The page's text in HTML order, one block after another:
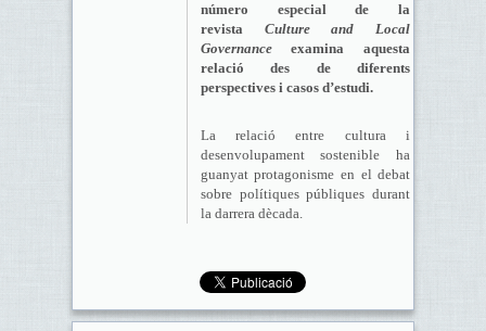
número especial de la
revista Culture and Local
Governanceexamina aquesta
relació des de diferents
perspectives i casos d’estudi.
La relació entre cultura i
desenvolupament sostenible ha
guanyat protagonisme en el debat
sobre polítiques públiques durant
la darrera dècada.